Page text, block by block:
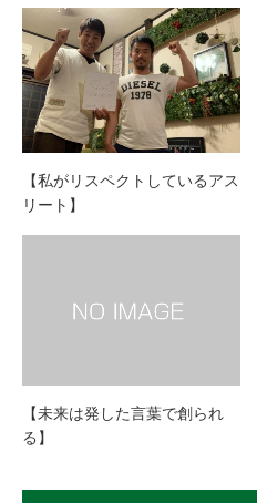
【私がリスペクトしているアス
リート】
【未来は発した言葉で創られ
る】